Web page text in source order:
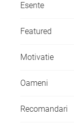
Esente
Featured
Motivatie
Oameni
Recomandari